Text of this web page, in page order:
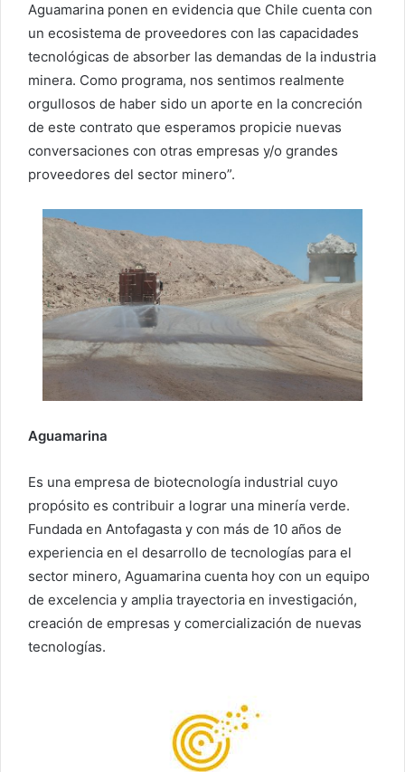
Aguamarina ponen en evidencia que Chile cuenta con
un ecosistema de proveedores con las capacidades
tecnológicas de absorber las demandas de la industria
minera. Como programa, nos sentimos realmente
orgullosos de haber sido un aporte en la concreción
de este contrato que esperamos propicie nuevas
conversaciones con otras empresas y/o grandes
proveedores del sector minero”.
Aguamarina
Es una empresa de biotecnología industrial cuyo
propósito es contribuir a lograr una minería verde.
Fundada en Antofagasta y con más de 10 años de
experiencia en el desarrollo de tecnologías para el
sector minero, Aguamarina cuenta hoy con un equipo
de excelencia y amplia trayectoria en investigación,
creación de empresas y comercialización de nuevas
tecnologías.